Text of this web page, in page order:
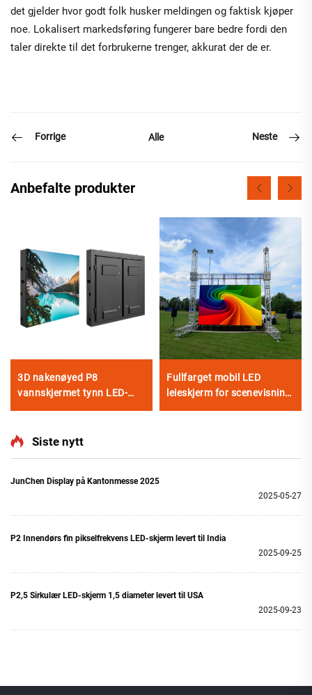
det gjelder hvor godt folk husker meldingen og faktisk kjøper
noe. Lokalisert markedsføring fungerer bare bedre fordi den
taler direkte til det forbrukerne trenger, akkurat der de er.
Forrige Alle Neste
Anbefalte produkter
3D nakenøyed P8
vannskjermet tynn LED-
Fullfarget mobil LED
leieskjerm for scenevisning
Siste nytt
JunChen Display på Kantonmesse 2025
2025-05-27
P2 Innendørs fin pikselfrekvens LED-skjerm levert til India
2025-09-25
P2,5 Sirkulær LED-skjerm 1,5 diameter levert til USA
2025-09-23